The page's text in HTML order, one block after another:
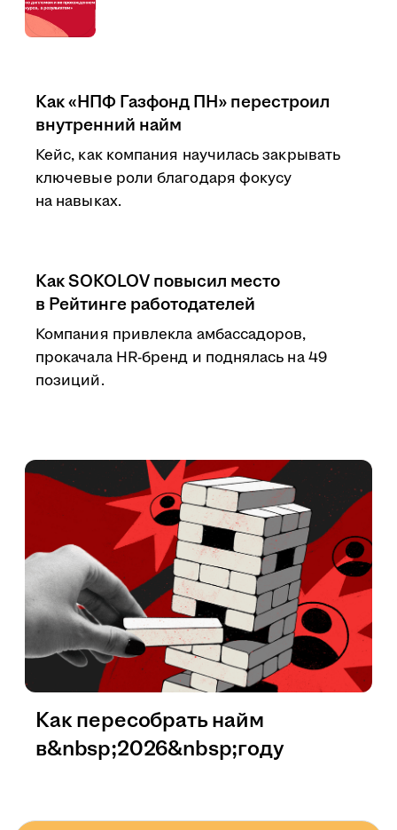
Как «НПФ Газфонд ПН» перестроил
внутренний найм
Кейс, как компания научилась закрывать
ключевые роли благодаря фокусу
на навыках.
Как SOKOLOV повысил место
в Рейтинге работодателей
Компания привлекла амбассадоров,
прокачала HR-бренд и поднялась на 49
позиций.
Как пересобрать найм
в&nbsp;2026&nbsp;году